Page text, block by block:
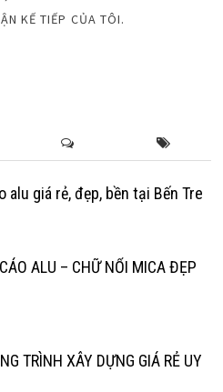
KẾ TIẾP CỦA TÔI.
alu giá rẻ, đẹp, bền tại Bến Tre
ALU – CHỮ NỔI MICA ĐẸP
TRÌNH XÂY DỰNG GIÁ RẺ UY